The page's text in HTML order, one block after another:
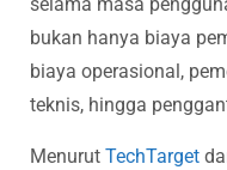
bukan hanya biaya
biaya operasional,
teknis, hingga
Menurut TechTarget